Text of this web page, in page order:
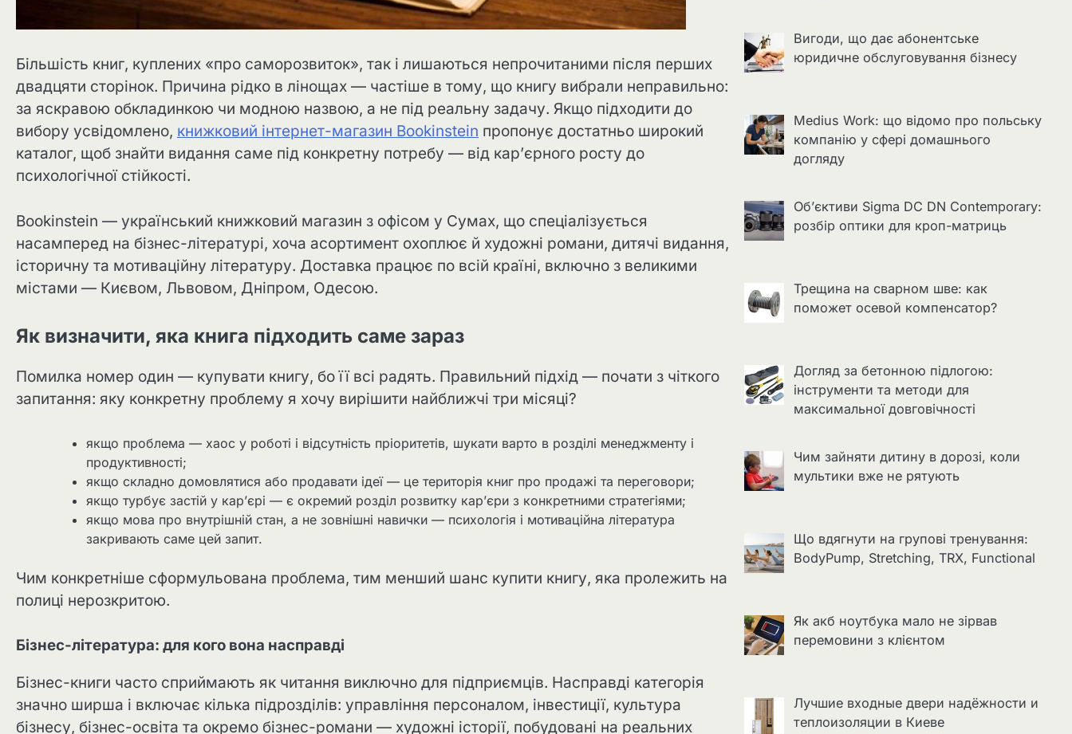
Більшість книг, куплених «про саморозвиток», так і лишаються непрочитаними після перших
двадцяти сторінок. Причина рідко в лінощах — частіше в тому, що книгу вибрали неправильно:
за яскравою обкладинкою чи модною назвою, а не під реальну задачу. Якщо підходити до
вибору усвідомлено, книжковий інтернет-магазин Bookinstein пропонує достатньо широкий
каталог, щоб знайти видання саме під конкретну потребу — від кар’єрного росту до
психологічної стійкості.
Bookinstein — український книжковий магазин з офісом у Сумах, що спеціалізується
насамперед на бізнес-літературі, хоча асортимент охоплює й художні романи, дитячі видання,
історичну та мотиваційну літературу. Доставка працює по всій країні, включно з великими
містами — Києвом, Львовом, Дніпром, Одесою.
Як визначити, яка книга підходить саме зараз
Помилка номер один — купувати книгу, бо її всі радять. Правильний підхід — почати з чіткого
запитання: яку конкретну проблему я хочу вирішити найближчі три місяці?
якщо проблема — хаос у роботі і відсутність пріоритетів, шукати варто в розділі менеджменту і
продуктивності;
якщо складно домовлятися або продавати ідеї — це територія книг про продажі та переговори;
якщо турбує застій у кар’єрі — є окремий розділ розвитку кар’єри з конкретними стратегіями;
якщо мова про внутрішній стан, а не зовнішні навички — психологія і мотиваційна література
закривають саме цей запит.
Чим конкретніше сформульована проблема, тим менший шанс купити книгу, яка пролежить на
полиці нерозкритою.
Бізнес-література: для кого вона насправді
Бізнес-книги часто сприймають як читання виключно для підприємців. Насправді категорія
значно ширша і включає кілька підрозділів: управління персоналом, інвестиції, культура
бізнесу, бізнес-освіта та окремо бізнес-романи — художні історії, побудовані на реальних
Вигоди, що дає абонентське
юридичне обслуговування бізнесу
Medius Work: що відомо про польську
компанію у сфері домашнього
догляду
Об’єктиви Sigma DC DN Contemporary:
розбір оптики для кроп-матриць
Трещина на сварном шве: как
поможет осевой компенсатор?
Догляд за бетонною підлогою:
інструменти та методи для
максимальної довговічності
Чим зайняти дитину в дорозі, коли
мультики вже не рятують
Що вдягнути на групові тренування:
BodyPump, Stretching, TRX, Functional
Як акб ноутбука мало не зірвав
перемовини з клієнтом
Лучшие входные двери надёжности и
теплоизоляции в Киеве